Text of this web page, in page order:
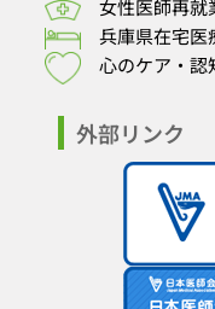
女性医師再就
兵庫県在宅医
心のケア・認
外部リンク